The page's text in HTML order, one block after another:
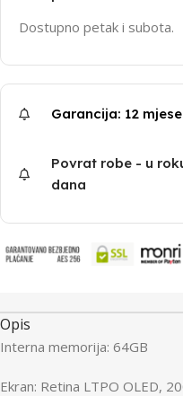
Dostupno petak i subota.
Garancija: 12
Povrat robe - u
dana
Opis
Interna memorija: 64GB
Ekran: Retina LTPO OLED,